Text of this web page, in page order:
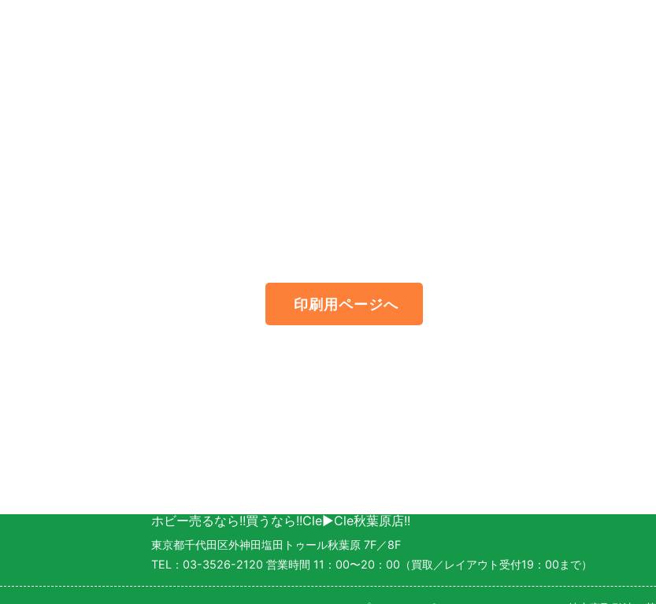
印刷用ページへ
ホビー売るなら!!買うなら!!Cle▶Cle秋葉原店!!
東京都千代田区外神田塩田トゥール秋葉原 7F／8F
TEL：03-3526-2120 営業時間 11：00〜20：00（買取／レイアウト受付19：00まで）